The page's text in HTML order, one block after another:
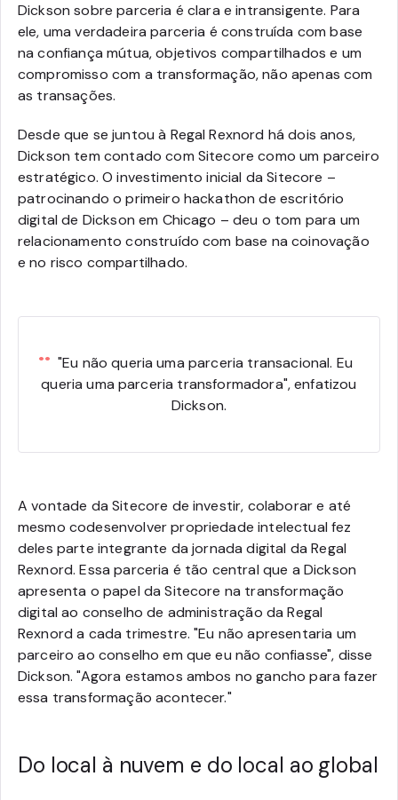
Dickson sobre parceria é clara e intransigente. Para
ele, uma verdadeira parceria é construída com base
na confiança mútua, objetivos compartilhados e um
compromisso com a transformação, não apenas com
as transações.
Desde que se juntou à Regal Rexnord há dois anos,
Dickson tem contado com Sitecore como um parceiro
estratégico. O investimento inicial da Sitecore –
patrocinando o primeiro hackathon de escritório
digital de Dickson em Chicago – deu o tom para um
relacionamento construído com base na coinovação
e no risco compartilhado.
"Eu não queria uma parceria transacional. Eu
queria uma parceria transformadora", enfatizou
Dickson.
A vontade da Sitecore de investir, colaborar e até
mesmo codesenvolver propriedade intelectual fez
deles parte integrante da jornada digital da Regal
Rexnord. Essa parceria é tão central que a Dickson
apresenta o papel da Sitecore na transformação
digital ao conselho de administração da Regal
Rexnord a cada trimestre. "Eu não apresentaria um
parceiro ao conselho em que eu não confiasse", disse
Dickson. "Agora estamos ambos no gancho para fazer
essa transformação acontecer."
Do local à nuvem e do local ao global